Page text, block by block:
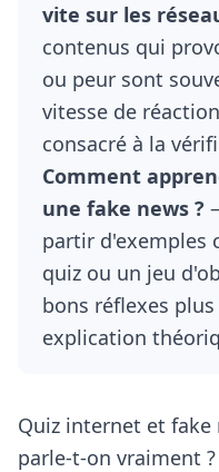
vite sur les
contenus qui
ou peur sont
vitesse de
consacré à la
Comment
une fake news ?
partir d'exemples
quiz ou un jeu
bons réflexes
explication
Quiz internet et
parle-t-on vraiment ?